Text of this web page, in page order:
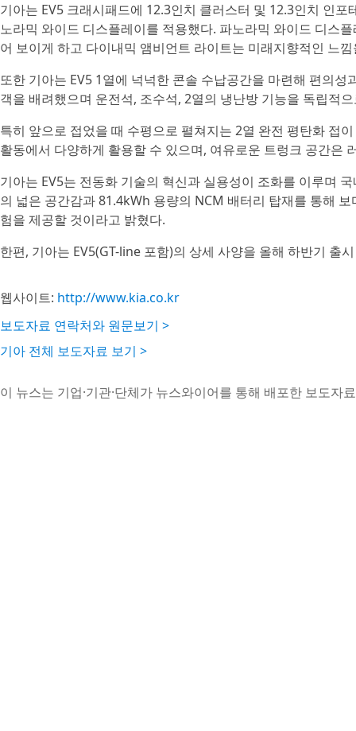
기아는 EV5 크래시패드에 12.3인치 클러스터 및 12.3인치 인
노라믹 와이드 디스플레이를 적용했다. 파노라믹 와이드 디스
어 보이게 하고 다이내믹 앰비언트 라이트는 미래지향적인 느
또한 기아는 EV5 1열에 넉넉한 콘솔 수납공간을 마련해 편의
객을 배려했으며 운전석, 조수석, 2열의 냉난방 기능을 독립적
특히 앞으로 접었을 때 수평으로 펼쳐지는 2열 완전 평탄화 접
활동에서 다양하게 활용할 수 있으며, 여유로운 트렁크 공간은
기아는 EV5는 전동화 기술의 혁신과 실용성이 조화를 이루며
의 넓은 공간감과 81.4kWh 용량의 NCM 배터리 탑재를 통해
험을 제공할 것이라고 밝혔다.
한편, 기아는 EV5(GT-line 포함)의 상세 사양을 올해 하반기 출
웹사이트: http://www.kia.co.kr
보도자료 연락처와 원문보기 >
기아 전체 보도자료 보기 >
이 뉴스는 기업·기관·단체가 뉴스와이어를 통해 배포한 보도자